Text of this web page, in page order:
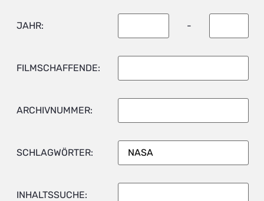
JAHR: -
FILMSCHAFFENDE:
ARCHIVNUMMER:
SCHLAGWÖRTER:
INHALTSSUCHE: